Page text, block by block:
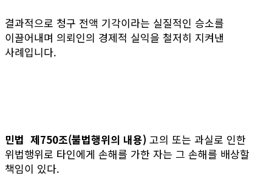
결과적으로 청구 전액 기각이라는 실질적인 승소를
이끌어내며 의뢰인의 경제적 실익을 철저히 지켜낸
사례입니다.
민법 제750조(불법행위의 내용) 고의 또는 과실로 인한
위법행위로 타인에게 손해를 가한 자는 그 손해를 배상할
책임이 있다.